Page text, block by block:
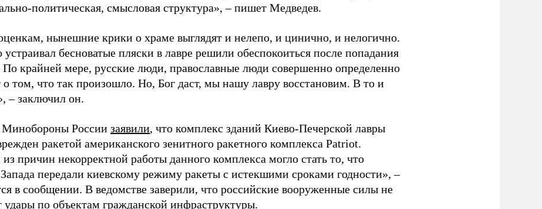
политическая, смысловая структура», – пишет Медведев.
нынешние крики о храме выглядят и нелепо, и цинично, и нелогично.
устраивал бесноватые пляски в лавре решили обеспокоиться после попадания
По крайней мере, русские люди, православные люди совершенно определенно
о том, что так произошло. Но, Бог даст, мы нашу лавру восстановим. В то и
– заключил он.
Минобороны России заявили, что комплекс зданий Киево-Печерской лавры
ракетой американского зенитного ракетного комплекса Patriot.
причин некорректной работы данного комплекса могло стать то, что
передали киевскому режиму ракеты с истекшими сроками годности», –
в сообщении. В ведомстве заверили, что российские вооруженные силы не
удары по объектам гражданской инфраструктуры.